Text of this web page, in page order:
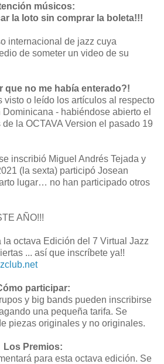
músicos:
la loto sin comprar la boleta!!!
internacional de jazz cuya
de someter un video de su
que no me había enterado?!
visto o leído los artículos al respecto
- habiéndose abierto el
la OCTAVA Version el pasado 19
inscribió Miguel Andrés Tejada y
(la sexta) participó Josean
lugar… no han participado otros
AÑO!!!
la octava Edición del 7 Virtual Jazz
... así que inscríbete ya!!
participar:
y big bands pueden inscribirse
una pequeña tarifa. Se
piezas originales y no originales.
Los Premios:
para esta octava edición. Se